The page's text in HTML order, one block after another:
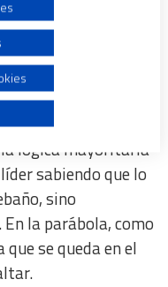
silenciosa
que nada
La oveja que se sale
el balido
la pena ir a
lógica mayoritaria
sabiendo que lo
sino
la parábola, como
se queda en el
content